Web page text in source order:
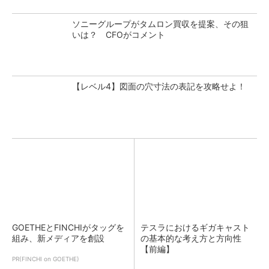
ソニーグループがタムロン買収を提案、その狙
いは？ CFOがコメント
【レベル4】図面の穴寸法の表記を攻略せよ！
GOETHEとFINCHIがタッグを
組み、新メディアを創設
PR(FINCHI on GOETHE)
テスラにおけるギガキャスト
の基本的な考え方と方向性
【前編】